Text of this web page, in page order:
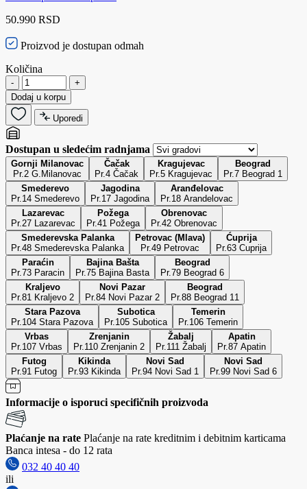
50.990 RSD
Proizvod je dostupan odmah
Količina
-
+
Dodaj u korpu
Uporedi
Dostupan u sledećim radnjama
Gornji Milanovac
Pr.2 G.Milanovac
Čačak
Pr.4 Čačak
Kragujevac
Pr.5 Kragujevac
Beograd
Pr.7 Beograd 1
Smederevo
Pr.14 Smederevo
Jagodina
Pr.17 Jagodina
Aranđelovac
Pr.18 Arandelovac
Lazarevac
Pr.27 Lazarevac
Požega
Pr.41 Požega
Obrenovac
Pr.42 Obrenovac
Smederevska Palanka
Pr.48 Smederevska Palanka
Petrovac (Mlava)
Pr.49 Petrovac
Ćuprija
Pr.63 Cuprija
Paraćin
Pr.73 Paracin
Bajina Bašta
Pr.75 Bajina Basta
Beograd
Pr.79 Beograd 6
Kraljevo
Pr.81 Kraljevo 2
Novi Pazar
Pr.84 Novi Pazar 2
Beograd
Pr.88 Beograd 11
Stara Pazova
Pr.104 Stara Pazova
Subotica
Pr.105 Subotica
Temerin
Pr.106 Temerin
Vrbas
Pr.107 Vrbas
Zrenjanin
Pr.110 Zrenjanin 2
Žabalj
Pr.111 Žabalj
Apatin
Pr.87 Apatin
Futog
Pr.91 Futog
Kikinda
Pr.93 Kikinda
Novi Sad
Pr.94 Novi Sad 1
Novi Sad
Pr.99 Novi Sad 6
Informacije o isporuci specifičnih proizvoda
Plaćanje na rate Plaćanje na rate kreditnim i debitnim karticama
Banca intesa - do 12 rata
032 40 40 40
ili